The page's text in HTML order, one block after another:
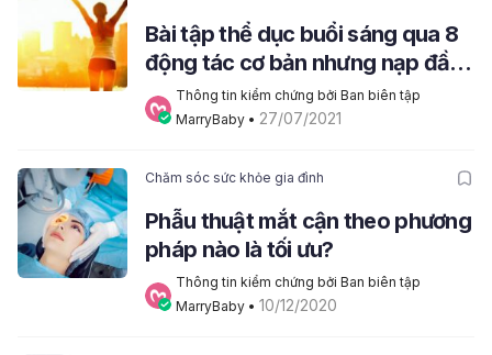
Bài tập thể dục buổi sáng qua 8
động tác cơ bản nhưng nạp đầy
năng lượng
Thông tin kiểm chứng bởi Ban biên tập
MarryBaby • 27/07/2021
Chăm sóc sức khỏe gia đình
Phẫu thuật mắt cận theo phương
pháp nào là tối ưu?
Thông tin kiểm chứng bởi Ban biên tập
MarryBaby • 10/12/2020